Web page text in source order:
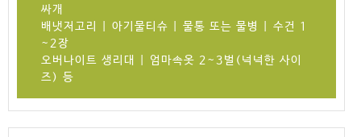
싸개
배냇저고리 | 아기물티슈 | 물통 또는 물병 | 수건 1
~2장
오버나이트 생리대 | 엄마속옷 2~3벌(넉넉한 사이
즈) 등